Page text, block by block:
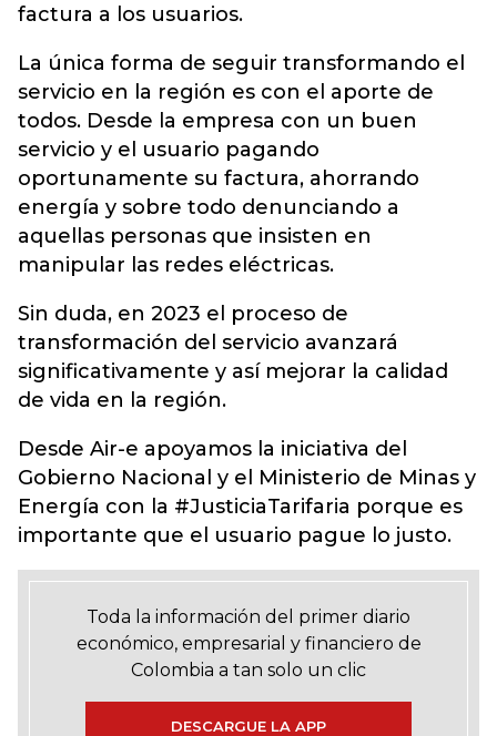
factura a los usuarios.
La única forma de seguir transformando el
servicio en la región es con el aporte de
todos. Desde la empresa con un buen
servicio y el usuario pagando
oportunamente su factura, ahorrando
energía y sobre todo denunciando a
aquellas personas que insisten en
manipular las redes eléctricas.
Sin duda, en 2023 el proceso de
transformación del servicio avanzará
significativamente y así mejorar la calidad
de vida en la región.
Desde Air-e apoyamos la iniciativa del
Gobierno Nacional y el Ministerio de Minas y
Energía con la #JusticiaTarifaria porque es
importante que el usuario pague lo justo.
Toda la información del primer diario
económico, empresarial y financiero de
Colombia a tan solo un clic
DESCARGUE LA APP